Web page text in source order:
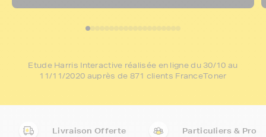
Etude Harris Interactive réalisée en ligne du 30/10 au
11/11/2020 auprès de 871 clients FranceToner
Livraison Offerte Particuliers & Pro